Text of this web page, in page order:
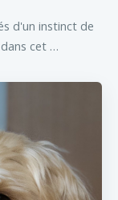
d'un instinct de
cet …